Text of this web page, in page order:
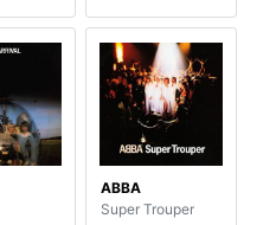
ABBA
Super Trouper